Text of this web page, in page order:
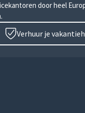
door heel
Verhuur je